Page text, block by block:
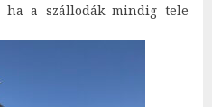
ha a szállodák mindig tele